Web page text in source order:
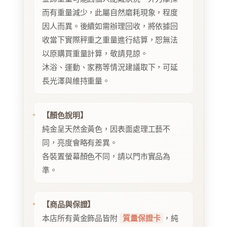
而有重量減少，此屬自然磨耗現象，程度
因人而異。後續如需辦理回收，將依據回
收當下實際秤重之重量進行結算，恕無法
以原購買重量計算，敬請見諒。
沐浴、運動、家務等情況建議取下，可延
長光澤與維持重量。
【顏色說明】
純金呈天然金黃色，因表面處理工藝不
同，亮度會略有差異。
各裝置螢幕顏色不同，請以門市實品為
準。
【商品與保證】
本店所有黃金飾品皆附 質量保證卡 ，純